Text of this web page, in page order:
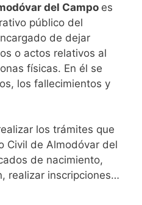
del Campo es
público del
de dejar
o actos relativos al
físicas. En él se
los fallecimientos y
los trámites que
Civil de Almodóvar del
de nacimiento,
realizar inscripciones…